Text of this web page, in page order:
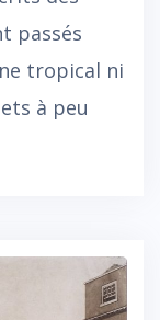
passés
tropical ni
à peu